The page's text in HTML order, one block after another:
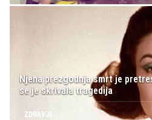
Njena prezgodnja smrt je
se je skrivala tragedija
ZDRAVJE